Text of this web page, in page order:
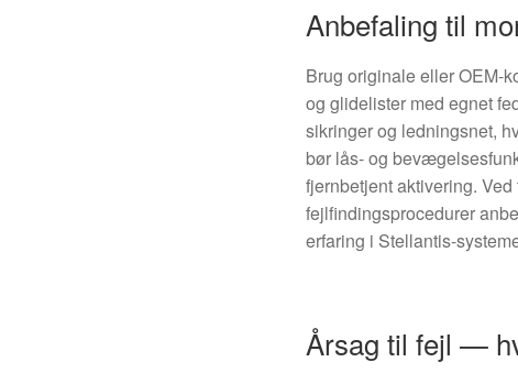
Anbefaling til
Brug originale eller OEM-
og glidelister med egnet
sikringer og ledningsnet,
bør lås- og
fjernbetjent aktivering.
fejlfindingsprocedurer
erfaring i Stellantis-
Årsag til fejl —